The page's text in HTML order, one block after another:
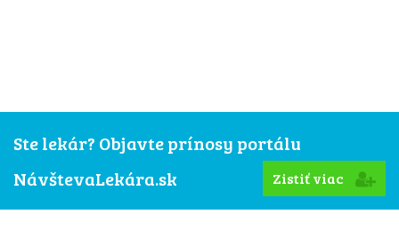
Ste lekár? Objavte prínosy portálu
NávštevaLekára.sk
Zistiť viac